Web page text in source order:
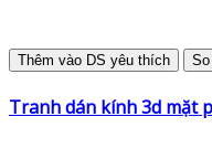
Thêm vào DS yêu thích
Tranh dán kính 3d mặt